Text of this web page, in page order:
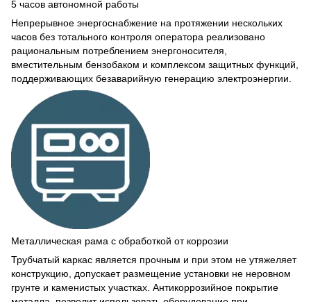
5 часов автономной работы
Непрерывное энергоснабжение на протяжении нескольких
часов без тотального контроля оператора реализовано
рациональным потреблением энергоносителя,
вместительным бензобаком и комплексом защитных функций,
поддерживающих безаварийную генерацию электроэнергии.
Металлическая рама с обработкой от коррозии
Трубчатый каркас является прочным и при этом не утяжеляет
конструкцию, допускает размещение установки не неровном
грунте и каменистых участках. Антикоррозийное покрытие